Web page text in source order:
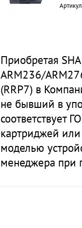
Приобретая
ARM236/
(RRP7) в
не бывший в
соответствует
картриджей
моделью
менеджера при